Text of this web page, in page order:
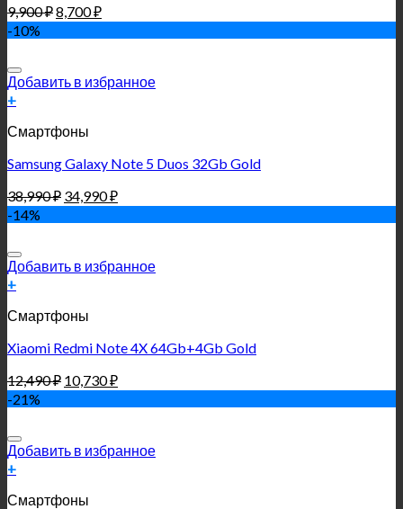
9,900₽8,700₽
-10%
Добавить в избранное
+
Смартфоны
Samsung Galaxy Note 5 Duos 32Gb Gold
38,990₽ 34,990₽
-14%
Добавить в избранное
+
Смартфоны
Xiaomi Redmi Note 4X 64Gb+4Gb Gold
12,490₽ 10,730₽
-21%
Добавить в избранное
+
Смартфоны